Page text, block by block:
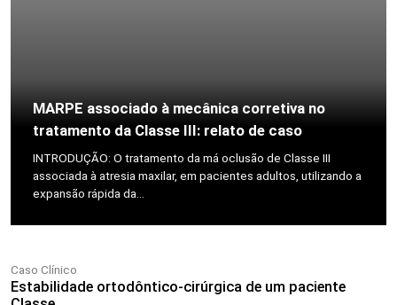
MARPE associado à mecânica corretiva no
tratamento da Classe III: relato de caso
INTRODUÇÃO: O tratamento da má oclusão de Classe III
associada à atresia maxilar, em pacientes adultos, utilizando a
expansão rápida da...
Caso Clínico
Estabilidade ortodôntico-cirúrgica de um paciente